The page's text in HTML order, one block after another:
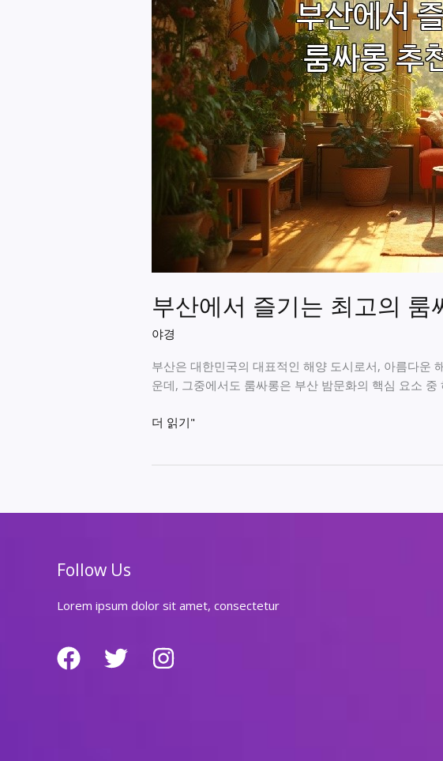
부산에서 즐기는 최고의 룸
야경
부산은 대한민국의 대표적인 해양 도시로서, 아름다운
운데, 그중에서도 룸싸롱은 부산 밤문화의 핵심 요소 중
부
기
룸
롱
추
더 읽기"
Follow Us
Lorem ipsum dolor sit amet, consectetur